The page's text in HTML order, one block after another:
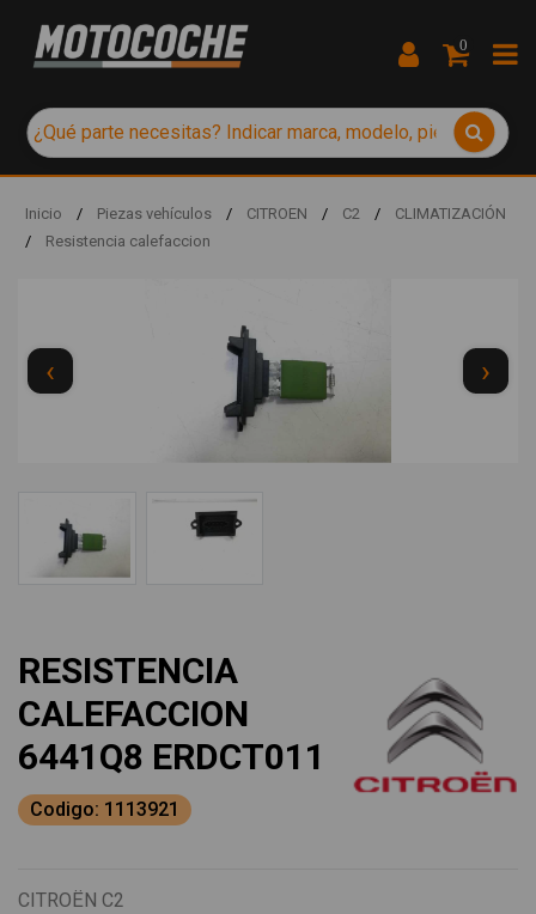
0
Inicio / Piezas vehículos / CITROEN / C2 /
CLIMATIZACIÓN
/
Resistencia calefaccion
‹ ›
RESISTENCIA
CALEFACCION
6441Q8 ERDCT011
Codigo: 1113921
CITROËN C2